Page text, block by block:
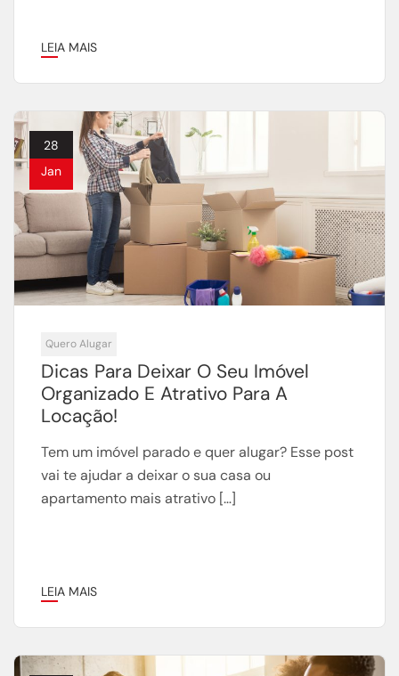
LEIA MAIS
28
Jan
Quero Alugar
Dicas Para Deixar O Seu Imóvel
Organizado E Atrativo Para A
Locação!
Tem um imóvel parado e quer alugar? Esse post
vai te ajudar a deixar o sua casa ou
apartamento mais atrativo […]
LEIA MAIS